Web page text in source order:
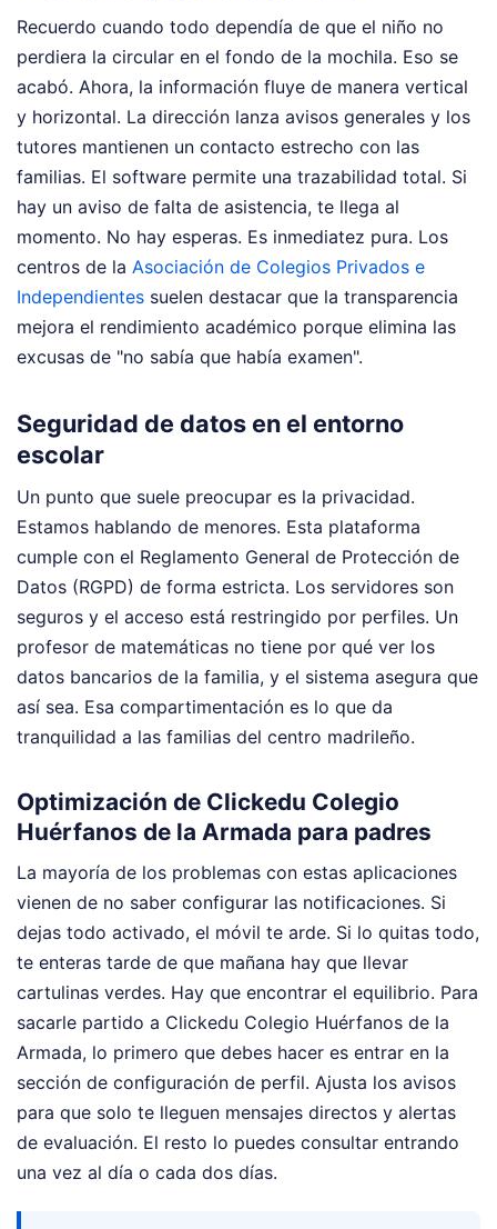
Recuerdo cuando todo dependía de que el niño no
perdiera la circular en el fondo de la mochila. Eso se
acabó. Ahora, la información fluye de manera vertical
y horizontal. La dirección lanza avisos generales y los
tutores mantienen un contacto estrecho con las
familias. El software permite una trazabilidad total. Si
hay un aviso de falta de asistencia, te llega al
momento. No hay esperas. Es inmediatez pura. Los
centros de la Asociación de Colegios Privados e
Independientes suelen destacar que la transparencia
mejora el rendimiento académico porque elimina las
excusas de "no sabía que había examen".
Seguridad de datos en el entorno
escolar
Un punto que suele preocupar es la privacidad.
Estamos hablando de menores. Esta plataforma
cumple con el Reglamento General de Protección de
Datos (RGPD) de forma estricta. Los servidores son
seguros y el acceso está restringido por perfiles. Un
profesor de matemáticas no tiene por qué ver los
datos bancarios de la familia, y el sistema asegura que
así sea. Esa compartimentación es lo que da
tranquilidad a las familias del centro madrileño.
Optimización de Clickedu Colegio
Huérfanos de la Armada para padres
La mayoría de los problemas con estas aplicaciones
vienen de no saber configurar las notificaciones. Si
dejas todo activado, el móvil te arde. Si lo quitas todo,
te enteras tarde de que mañana hay que llevar
cartulinas verdes. Hay que encontrar el equilibrio. Para
sacarle partido a Clickedu Colegio Huérfanos de la
Armada, lo primero que debes hacer es entrar en la
sección de configuración de perfil. Ajusta los avisos
para que solo te lleguen mensajes directos y alertas
de evaluación. El resto lo puedes consultar entrando
una vez al día o cada dos días.